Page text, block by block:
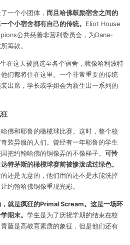
一个小团体， 而且哈佛鼓励宿舍之间的
个小宿舍都有自己的传统。 Eliot House
公共慈善非营利委员会，为Dana-
筹款。
在这天被挑选至各个宿舍，就像哈利波特
们都将住在这里。一个非常重要的传统
出席，学长或学姐会为新生出一系列的
佛和耶鲁的橄榄球比赛。这时，整个校
装异服的人们。曾经有一年耶鲁的学生
把约翰哈佛的铜像弄的不像样子。 可怜
特茅斯的橄榄球赛前被惨泼成过绿色。
还是无意的，他们用的还不是水能洗掉
约翰哈佛铜像重现光彩。
就是疯狂的Primal Scream。这是一场环
期末。 学生是为了庆祝学期的结束在校
藤是高教育素质的象征，但是他们还有